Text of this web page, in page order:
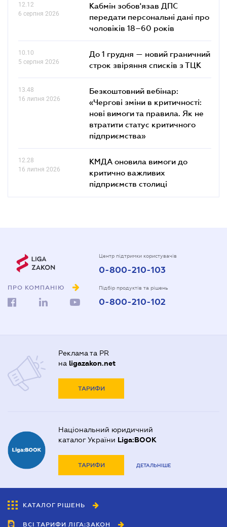
12.12
6 серпня 2026
Кабмін зобов'язав ДПС
передати персональні дані про
чоловіків 18–60 років
10.10
5 серпня 2026
До 1 грудня — новий граничний
строк звіряння списків з ТЦК
13.48
16 липня 2026
Безкоштовний вебінар:
«Чергові зміни в критичності:
нові вимоги та правила. Як не
втратити статус критичного
підприємства»
12.28
16 липня 2026
КМДА оновила вимоги до
критично важливих
підприємств столиці
ПРО КОМПАНІЮ
Центр підтримки користувачів
0-800-210-103
Підбір продуктів та рішень
0-800-210-102
Реклама та PR
на ligazakon.net
ТАРИФИ
Національний юридичний
каталог України Liga:BOOK
ТАРИФИ ДЕТАЛЬНІШЕ
КАТАЛОГ РІШЕНЬ
ВСІ ТАРИФИ ЛІГА:ЗАКОН